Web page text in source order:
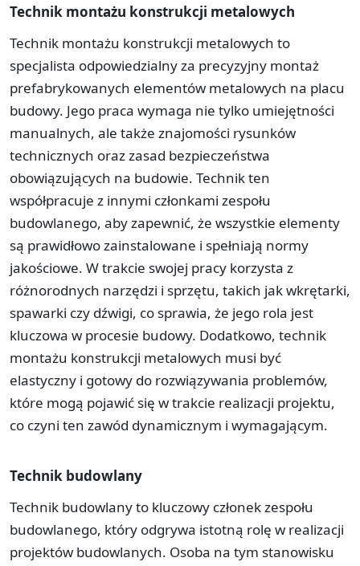
Technik montażu konstrukcji metalowych
Technik montażu konstrukcji metalowych to
specjalista odpowiedzialny za precyzyjny montaż
prefabrykowanych elementów metalowych na placu
budowy. Jego praca wymaga nie tylko umiejętności
manualnych, ale także znajomości rysunków
technicznych oraz zasad bezpieczeństwa
obowiązujących na budowie. Technik ten
współpracuje z innymi członkami zespołu
budowlanego, aby zapewnić, że wszystkie elementy
są prawidłowo zainstalowane i spełniają normy
jakościowe. W trakcie swojej pracy korzysta z
różnorodnych narzędzi i sprzętu, takich jak wkrętarki,
spawarki czy dźwigi, co sprawia, że jego rola jest
kluczowa w procesie budowy. Dodatkowo, technik
montażu konstrukcji metalowych musi być
elastyczny i gotowy do rozwiązywania problemów,
które mogą pojawić się w trakcie realizacji projektu,
co czyni ten zawód dynamicznym i wymagającym.
Technik budowlany
Technik budowlany to kluczowy członek zespołu
budowlanego, który odgrywa istotną rolę w realizacji
projektów budowlanych. Osoba na tym stanowisku